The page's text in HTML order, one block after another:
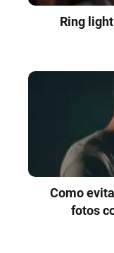
Ring
Como
fotos